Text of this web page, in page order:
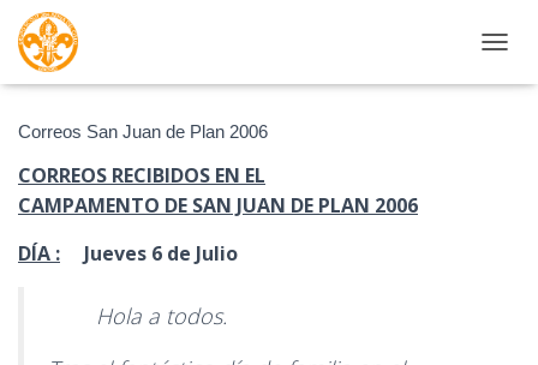
Correos San Juan de Plan 2006
CORREOS RECIBIDOS EN EL
CAMPAMENTO DE SAN JUAN DE PLAN 2006
DÍA : Jueves 6 de Julio
Hola a todos.